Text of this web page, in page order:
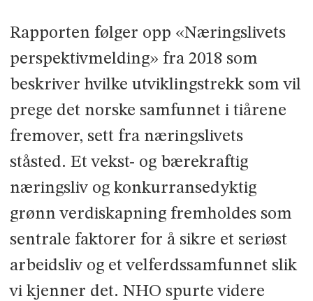
Rapporten følger opp «Næringslivets
perspektivmelding» fra 2018 som
beskriver hvilke utviklingstrekk som vil
prege det norske samfunnet i tiårene
fremover, sett fra næringslivets
ståsted. Et vekst- og bærekraftig
næringsliv og konkurransedyktig
grønn verdiskapning fremholdes som
sentrale faktorer for å sikre et seriøst
arbeidsliv og et velferdssamfunnet slik
vi kjenner det. NHO spurte videre